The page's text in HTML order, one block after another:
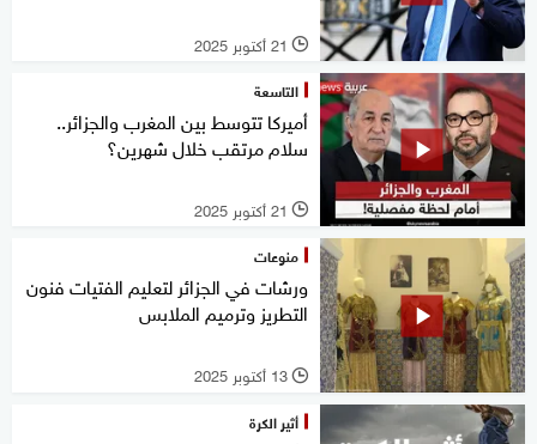
l 21 أكتوبر 2025
التاسعة
أميركا تتوسط بين المغرب والجزائر..
سلام مرتقب خلال شهرين؟
l 21 أكتوبر 2025
منوعات
ورشات في الجزائر لتعليم الفتيات فنون
التطريز وترميم الملابس
l 13 أكتوبر 2025
أثير الكرة